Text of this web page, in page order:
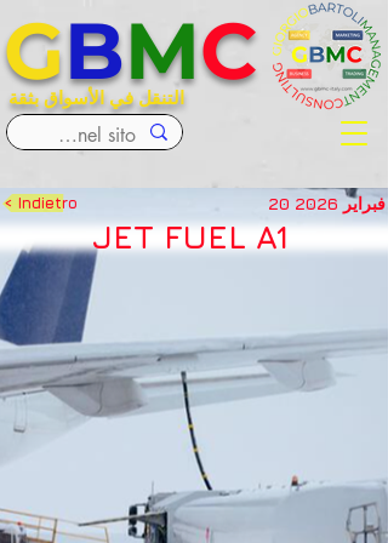
التنقل في الأسواق بثقة
GBMC
< Indietro 20 فبراير 2026
JET FUEL A1